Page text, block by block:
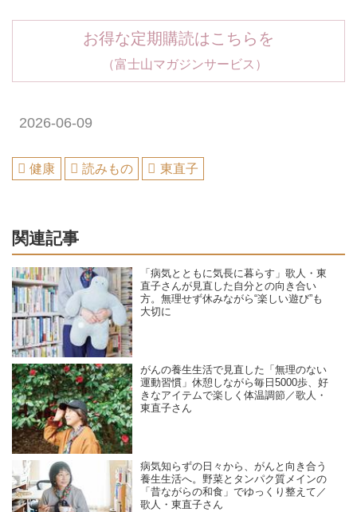
お得な定期購読はこちらを
（富士山マガジンサービス）
2026-06-09
健康 読みもの 東直子
関連記事
「病気とともに気長に暮らす」歌人・東
直子さんが見直した自分との向き合い
方。無理せず休みながら“楽しい遊び”も
大切に
がんの養生生活で見直した「無理のない
運動習慣」休憩しながら毎日5000歩、好
きなアイテムで楽しく体温調節／歌人・
東直子さん
病気知らずの日々から、がんと向き合う
養生生活へ。野菜とタンパク質メインの
「昔ながらの和食」でゆっくり整えて／
歌人・東直子さん